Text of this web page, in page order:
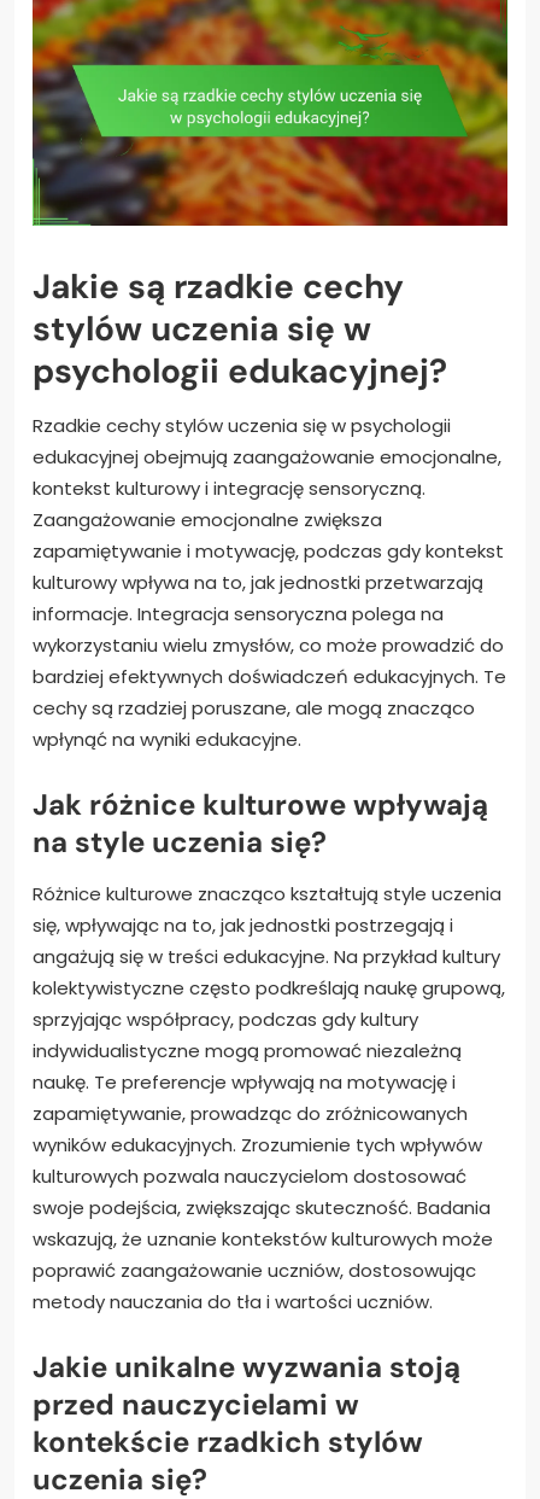
Jakie są rzadkie cechy
stylów uczenia się w
psychologii edukacyjnej?
Rzadkie cechy stylów uczenia się w psychologii
edukacyjnej obejmują zaangażowanie emocjonalne,
kontekst kulturowy i integrację sensoryczną.
Zaangażowanie emocjonalne zwiększa
zapamiętywanie i motywację, podczas gdy kontekst
kulturowy wpływa na to, jak jednostki przetwarzają
informacje. Integracja sensoryczna polega na
wykorzystaniu wielu zmysłów, co może prowadzić do
bardziej efektywnych doświadczeń edukacyjnych. Te
cechy są rzadziej poruszane, ale mogą znacząco
wpłynąć na wyniki edukacyjne.
Jak różnice kulturowe wpływają
na style uczenia się?
Różnice kulturowe znacząco kształtują style uczenia
się, wpływając na to, jak jednostki postrzegają i
angażują się w treści edukacyjne. Na przykład kultury
kolektywistyczne często podkreślają naukę grupową,
sprzyjając współpracy, podczas gdy kultury
indywidualistyczne mogą promować niezależną
naukę. Te preferencje wpływają na motywację i
zapamiętywanie, prowadząc do zróżnicowanych
wyników edukacyjnych. Zrozumienie tych wpływów
kulturowych pozwala nauczycielom dostosować
swoje podejścia, zwiększając skuteczność. Badania
wskazują, że uznanie kontekstów kulturowych może
poprawić zaangażowanie uczniów, dostosowując
metody nauczania do tła i wartości uczniów.
Jakie unikalne wyzwania stoją
przed nauczycielami w
kontekście rzadkich stylów
uczenia się?